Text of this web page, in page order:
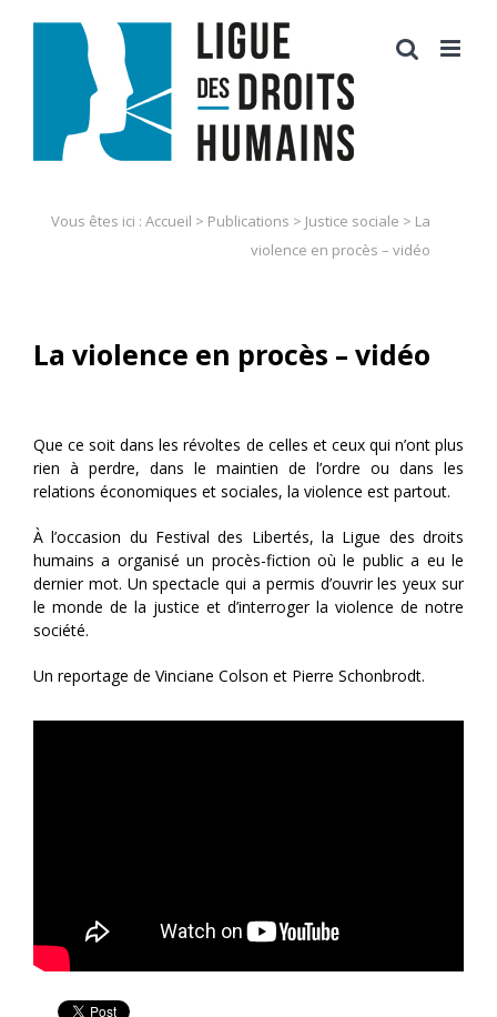
Vous êtes ici : Accueil > Publications > Justice sociale > La
violence en procès – vidéo
La violence en procès – vidéo
Que ce soit dans les révoltes de celles et ceux qui n’ont plus
rien à perdre, dans le maintien de l’ordre ou dans les
relations économiques et sociales, la violence est partout.
À l’occasion du Festival des Libertés, la Ligue des droits
humains a organisé un procès-fiction où le public a eu le
dernier mot. Un spectacle qui a permis d’ouvrir les yeux sur
le monde de la justice et d’interroger la violence de notre
société.
Un reportage de Vinciane Colson et Pierre Schonbrodt.